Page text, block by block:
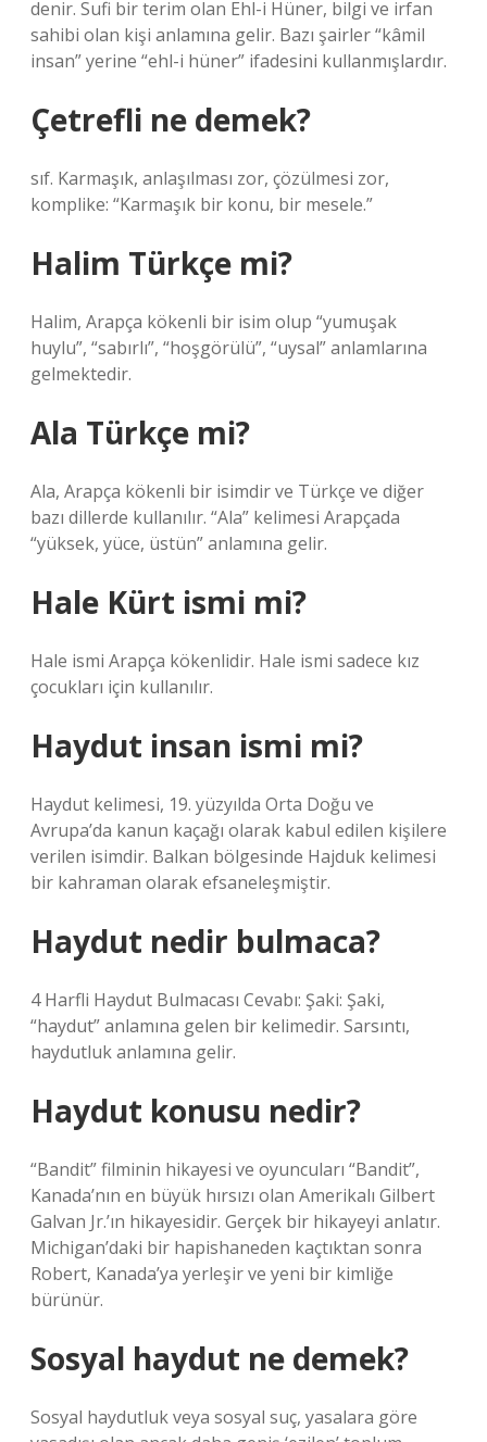
denir. Sufi bir terim olan Ehl-i Hüner, bilgi ve irfan
sahibi olan kişi anlamına gelir. Bazı şairler “kâmil
insan” yerine “ehl-i hüner” ifadesini kullanmışlardır.
Çetrefli ne demek?
sıf. Karmaşık, anlaşılması zor, çözülmesi zor,
komplike: “Karmaşık bir konu, bir mesele.”
Halim Türkçe mi?
Halim, Arapça kökenli bir isim olup “yumuşak
huylu”, “sabırlı”, “hoşgörülü”, “uysal” anlamlarına
gelmektedir.
Ala Türkçe mi?
Ala, Arapça kökenli bir isimdir ve Türkçe ve diğer
bazı dillerde kullanılır. “Ala” kelimesi Arapçada
“yüksek, yüce, üstün” anlamına gelir.
Hale Kürt ismi mi?
Hale ismi Arapça kökenlidir. Hale ismi sadece kız
çocukları için kullanılır.
Haydut insan ismi mi?
Haydut kelimesi, 19. yüzyılda Orta Doğu ve
Avrupa’da kanun kaçağı olarak kabul edilen kişilere
verilen isimdir. Balkan bölgesinde Hajduk kelimesi
bir kahraman olarak efsaneleşmiştir.
Haydut nedir bulmaca?
4 Harfli Haydut Bulmacası Cevabı: Şaki: Şaki,
“haydut” anlamına gelen bir kelimedir. Sarsıntı,
haydutluk anlamına gelir.
Haydut konusu nedir?
“Bandit” filminin hikayesi ve oyuncuları “Bandit”,
Kanada’nın en büyük hırsızı olan Amerikalı Gilbert
Galvan Jr.’ın hikayesidir. Gerçek bir hikayeyi anlatır.
Michigan’daki bir hapishaneden kaçtıktan sonra
Robert, Kanada’ya yerleşir ve yeni bir kimliğe
bürünür.
Sosyal haydut ne demek?
Sosyal haydutluk veya sosyal suç, yasalara göre